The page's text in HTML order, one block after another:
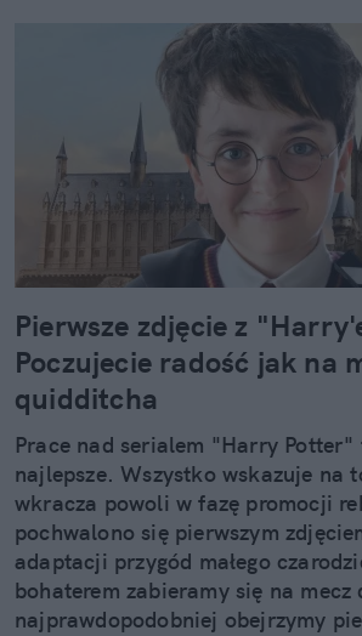
Pierwsze zdjęcie z
Poczujecie radość jak na
quidditcha
Prace nad serialem "Harry
najlepsze. Wszystko wskazuje na
wkracza powoli w fazę promocji
pochwalono się pierwszym
adaptacji przygód małego
bohaterem zabieramy się na
najprawdopodobniej obejrzymy